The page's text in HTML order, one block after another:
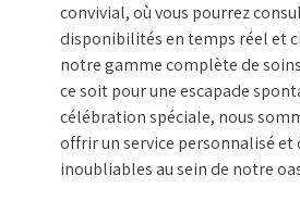
convivial, où vous pourrez
disponibilités en temps réel et
notre gamme complète de
ce soit pour une escapade
célébration spéciale, nous
offrir un service personnalisé et
inoubliables au sein de notre